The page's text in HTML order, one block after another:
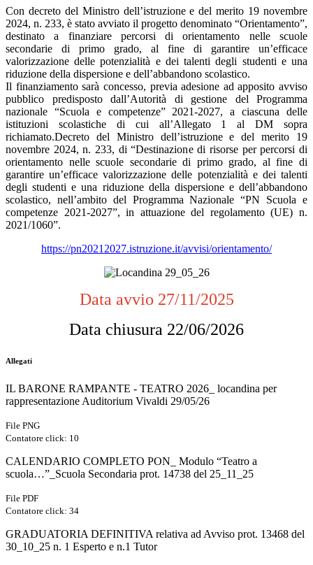
Con decreto del Ministro dell’istruzione e del merito 19 novembre
2024, n. 233, è stato avviato il progetto denominato “Orientamento”,
destinato a finanziare percorsi di orientamento nelle scuole
secondarie di primo grado, al fine di garantire un’efficace
valorizzazione delle potenzialità e dei talenti degli studenti e una
riduzione della dispersione e dell’abbandono scolastico.
Il finanziamento sarà concesso, previa adesione ad apposito avviso
pubblico predisposto dall’Autorità di gestione del Programma
nazionale “Scuola e competenze” 2021-2027, a ciascuna delle
istituzioni scolastiche di cui all’Allegato 1 al DM sopra
richiamato.Decreto del Ministro dell’istruzione e del merito 19
novembre 2024, n. 233, di “Destinazione di risorse per percorsi di
orientamento nelle scuole secondarie di primo grado, al fine di
garantire un’efficace valorizzazione delle potenzialità e dei talenti
degli studenti e una riduzione della dispersione e dell’abbandono
scolastico, nell’ambito del Programma Nazionale “PN Scuola e
competenze 2021-2027”, in attuazione del regolamento (UE) n.
2021/1060”.
https://pn20212027.istruzione.it/avvisi/orientamento/
Data avvio 27/11/2025
Data chiusura 22/06/2026
Allegati
IL BARONE RAMPANTE - TEATRO 2026_ locandina per
rappresentazione Auditorium Vivaldi 29/05/26
File PNG
Contatore click: 10
CALENDARIO COMPLETO PON_ Modulo “Teatro a
scuola…”_Scuola Secondaria prot. 14738 del 25_11_25
File PDF
Contatore click: 34
GRADUATORIA DEFINITIVA relativa ad Avviso prot. 13468 del
30_10_25 n. 1 Esperto e n.1 Tutor